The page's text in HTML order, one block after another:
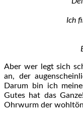
Ich
Aber wer legt sich
an, der
Darum bin ich
Gutes hat das
Ohrwurm der